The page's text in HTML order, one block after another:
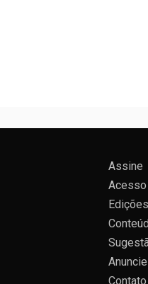
Assine
Edições
Anuncie
Contato